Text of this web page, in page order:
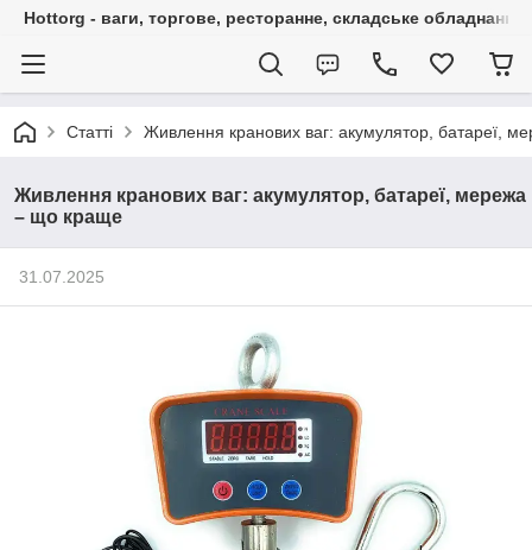
Hottorg - ваги, торгове, ресторанне, складське обладнання
Статті Живлення кранових ваг: акумулятор, батареї,
Живлення кранових ваг: акумулятор, батареї, мережа
– що краще
31.07.2025